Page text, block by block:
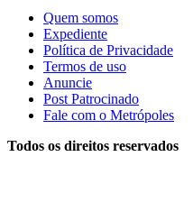
Quem somos
Expediente
Política de Privacidade
Termos de uso
Anuncie
Post Patrocinado
Fale com o Metrópoles
Todos os direitos reservados